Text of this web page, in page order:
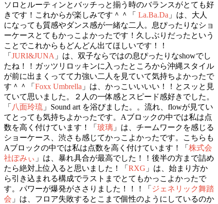
ソロとルーティンとバッチっと揃う時のバランスがとても好
きです！これからが楽しみです＾＾「 La.Ba.Da 」は、大人
になっても質感やダンス感が一緒な二人。息ぴったりなショ
ーケースとてもかっこよかったです！久しぶりだったという
ことでこれからもどんどん出てほしいです！！
「 JURI&JUNA 」は、双子ならではの息ぴったりなshowでし
たね！！ガッツリロッキンに入ったところから沖縄スタイル
が前に出まくってて力強い二人を見ていて気持ちよかったで
す＾＾「 Foxx Umbrella 」は、かっこいいいい！！とスッと見
ていて思いました。２人の一体感とスピード感好きでした。
「 八面玲琉 」Sound art を浴びました。。流れ、flowが見てい
てとっても気持ちよかったです。Aブロックの中では私は点
数を高く付けています！「 玻璃 」は、チームワークを感じる
ショーケース、渋さも感じてかっこよかったです。こちらも
Aブロックの中では私は点数を高く付けています！「 株式会
社ぽみぃ 」は、暴れ具合が最高でした！！後半の方まで詰め
たら絶対上位入ると思いました！「 RXG 」は、始まり方か
ら引き込まれる構成でラストまでとてもかっこよかったで
す。パワーが爆発がささりました！！！「 ジェネリック舞踏
会 」は、フロア失敗するとこまで個性のようにしているのか